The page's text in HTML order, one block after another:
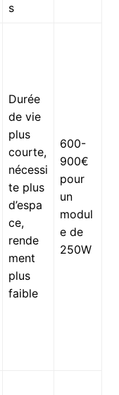
s
Durée
de vie
plus
courte,
nécessi
te plus
d’espa
ce,
rende
ment
plus
faible
600-
900€
pour
un
modul
e de
250W